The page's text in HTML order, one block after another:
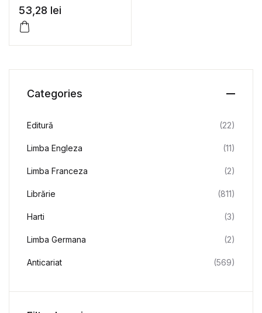
interventie psihologica
pentru educarea si
modelarea
comportamentului
Luiza Elena Gruici
53,28 lei
Categories
Editură (22)
Limba Engleza (11)
Limba Franceza (2)
Librărie (811)
Harti (3)
Limba Germana (2)
Anticariat (569)